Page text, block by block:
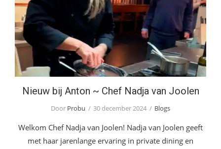
Nieuw bij Anton ~ Chef Nadja van Joolen
Nieuw bij Anton ~ Chef Nadja van Joolen
Door Probu 30 december 2024 Blogs
Welkom Chef Nadja van Joolen! Nadja van Joolen geeft
met haar jarenlange ervaring in private dining en